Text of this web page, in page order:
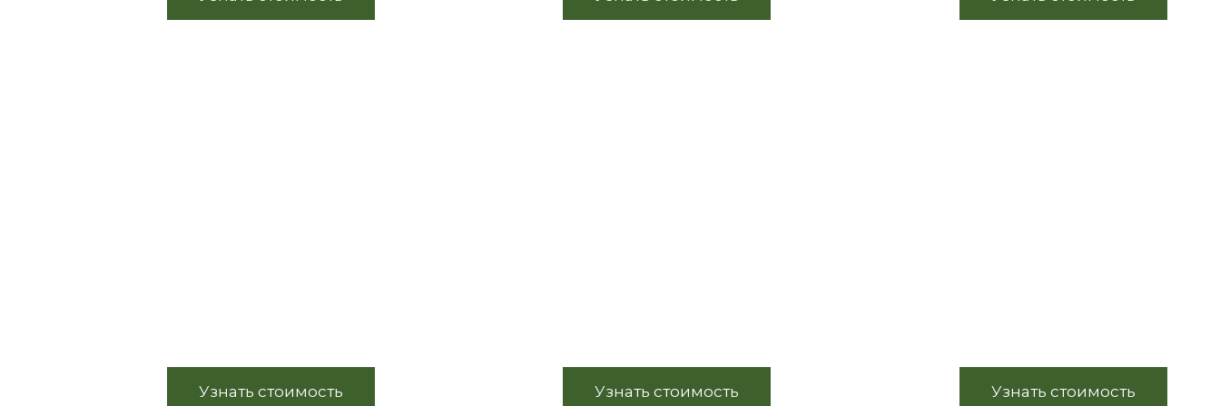
Узнать стоимость Узнать стоимость Узнать стоимость